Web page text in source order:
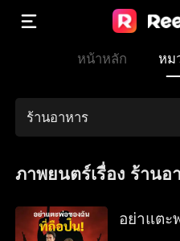
หน้าหลัก หม
ร้านอาหาร
ภาพยนตร์เรื่อง ร้านอ
อย่าแต